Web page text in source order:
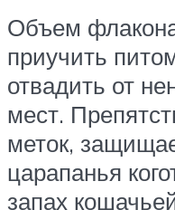
Объем
приучить
отвадить от
мест.
меток,
царапанья
запах